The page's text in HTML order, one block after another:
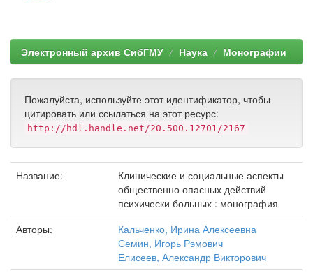
Электронный архив СибГМУ Наука Монографии
Пожалуйста, используйте этот идентификатор, чтобы
цитировать или ссылаться на этот ресурс:
http://hdl.handle.net/20.500.12701/2167
Название:
Клинические и социальные аспекты
общественно опасных действий
психически больных : монография
Авторы:
Кальченко, Ирина Алексеевна
Семин, Игорь Рэмович
Елисеев, Александр Викторович